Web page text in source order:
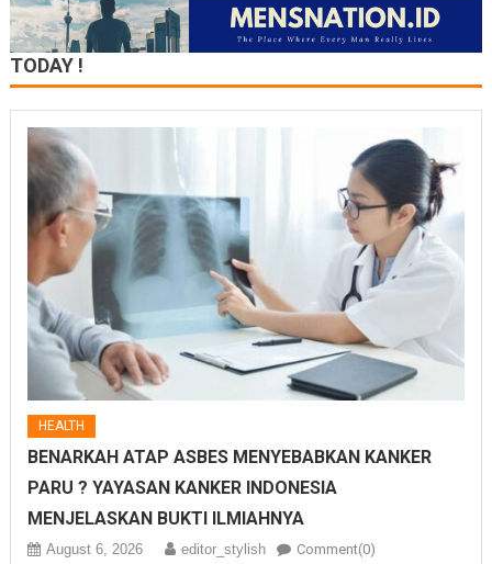
TODAY !
HEALTH
BENARKAH ATAP ASBES MENYEBABKAN KANKER
PARU ? YAYASAN KANKER INDONESIA
MENJELASKAN BUKTI ILMIAHNYA
August 6, 2026 editor_stylish Comment(0)